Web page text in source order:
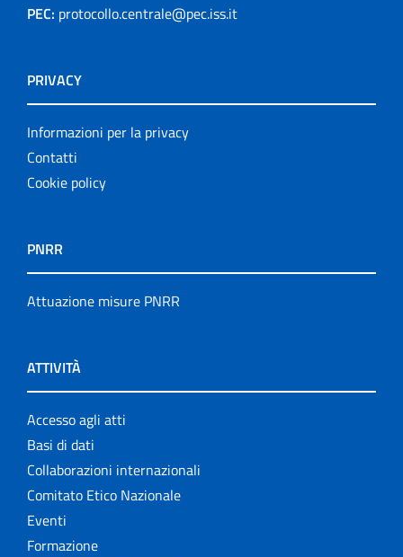
PEC: protocollo.centrale@pec.iss.it
PRIVACY
Informazioni per la privacy
Contatti
Cookie policy
PNRR
Attuazione misure PNRR
ATTIVITÀ
Accesso agli atti
Basi di dati
Collaborazioni internazionali
Comitato Etico Nazionale
Eventi
Formazione